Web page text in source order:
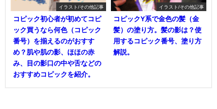
イラスト/その他記事
コピック初心者が初めてコピ
ック買うなら何色（コピック
番号）を揃えるのがおすす
め？肌や肌の影、ほほの赤
み、目の影口の中や舌などの
おすすめコピックを紹介。
イラスト/その他記事
コピックY系で金色の髪（金
髪）の塗り方。髪の影は？使
用するコピック番号、塗り方
解説。